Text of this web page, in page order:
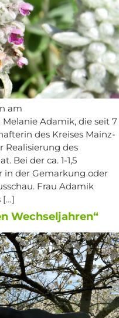
am
Adamik, die seit 7
des Kreises Mainz-
Realisierung des
Bei der ca. 1-1,5
der Gemarkung oder
Frau Adamik
[…]
Wechseljahren“